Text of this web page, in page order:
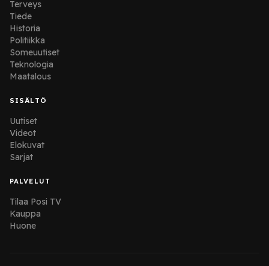
Terveys
Tiede
Historia
Politiikka
Someuutiset
Teknologia
Maatalous
SISÄLTÖ
Uutiset
Videot
Elokuvat
Sarjat
PALVELUT
Tilaa Posi TV
Kauppa
Huone